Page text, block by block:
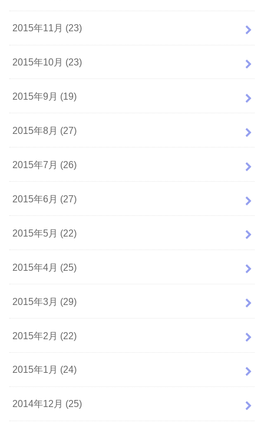
2015年11月 (23)
2015年10月 (23)
2015年9月 (19)
2015年8月 (27)
2015年7月 (26)
2015年6月 (27)
2015年5月 (22)
2015年4月 (25)
2015年3月 (29)
2015年2月 (22)
2015年1月 (24)
2014年12月 (25)